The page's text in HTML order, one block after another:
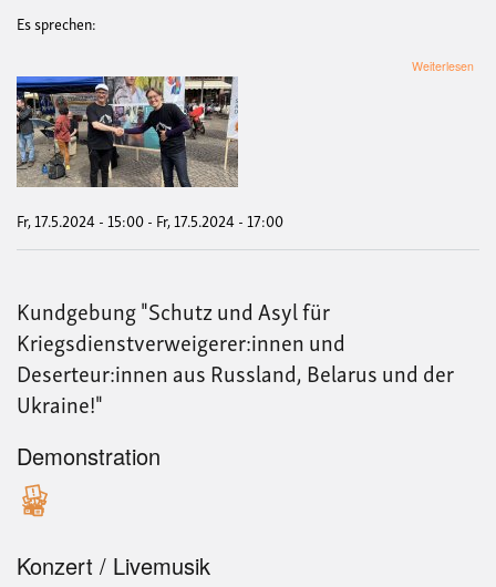
Es sprechen:
Weiterlesen
Fr, 17.5.2024 - 15:00- Fr, 17.5.2024 - 17:00
Kundgebung "Schutz und Asyl für
Kriegsdienstverweigerer:innen und
Deserteur:innen aus Russland, Belarus und der
Ukraine!"
Demonstration
Konzert / Livemusik